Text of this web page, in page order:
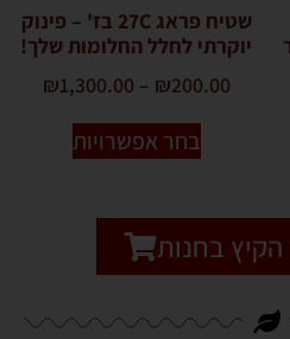
שטיח פראג 27C בז' – פינוק
יוקרתי לחלל החלומות שלך!
₪200.00
–
₪1,300.00
בחר אפשרויות
בחנות